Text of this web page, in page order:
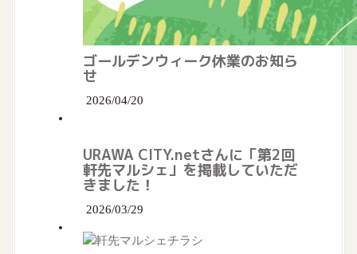
ゴールデンウィーク休業のお知ら
せ
2026/04/20
URAWA CITY.netさんに「第2回
軒先マルシェ」を掲載していただ
きました！
2026/03/29